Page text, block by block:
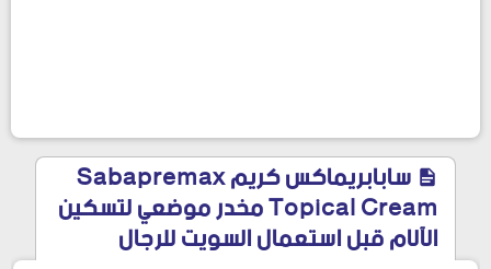
سابابريماكس كريم Sabapremax
Topical Cream مخدر موضعي لتسكين
الآلام قبل استعمال السويت للرجال